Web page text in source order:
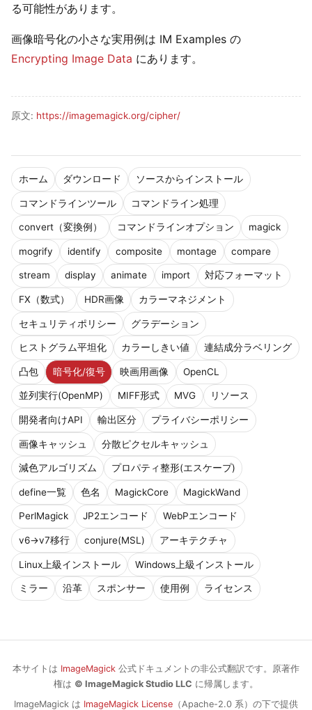
ホーム ダウンロード ソースからインストール
コマンドラインツール コマンドライン処理
convert（変換例） コマンドラインオプション magick
mogrify identify composite montage compare
stream display animate import 対応フォーマット
FX（数式） HDR画像 カラーマネジメント
セキュリティポリシー グラデーション
ヒストグラム平坦化 カラーしきい値 連結成分ラベリング
凸包 暗号化/復号 映画用画像 OpenCL
並列実行(OpenMP) MIFF形式 MVG リソース
開発者向けAPI 輸出区分 プライバシーポリシー
画像キャッシュ 分散ピクセルキャッシュ
減色アルゴリズム プロパティ整形(エスケープ)
define一覧 色名 MagickCore MagickWand
PerlMagick JP2エンコード WebPエンコード
v6→v7移行 conjure(MSL) アーキテクチャ
Linux上級インストール Windows上級インストール
ミラー 沿革 スポンサー 使用例 ライセンス
る可能性があります。
画像暗号化の小さな実用例は IM Examples の
Encrypting Image Data にあります。
原文: https://imagemagick.org/cipher/
本サイトは ImageMagick 公式ドキュメントの非公式翻訳です。原著作
権は © ImageMagick Studio LLC に帰属します。
ImageMagick は ImageMagick License （Apache-2.0 系）の下で提供